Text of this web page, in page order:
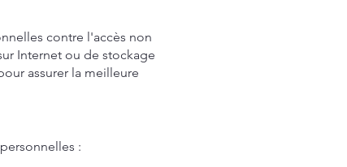
contre l'accès non
Internet ou de stockage
assurer la meilleure
: